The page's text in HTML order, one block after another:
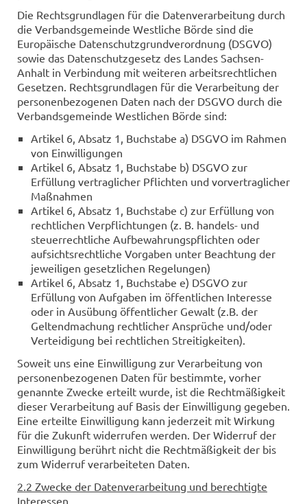
Die Rechtsgrundlagen für die Datenverarbeitung durch
die Verbandsgemeinde Westliche Börde sind die
Europäische Datenschutzgrundverordnung (DSGVO)
sowie das Datenschutzgesetz des Landes Sachsen-
Anhalt in Verbindung mit weiteren arbeitsrechtlichen
Gesetzen. Rechtsgrundlagen für die Verarbeitung der
personenbezogenen Daten nach der DSGVO durch die
Verbandsgemeinde Westlichen Börde sind:
Artikel 6, Absatz 1, Buchstabe a) DSGVO im Rahmen
von Einwilligungen
Artikel 6, Absatz 1, Buchstabe b) DSGVO zur
Erfüllung vertraglicher Pflichten und vorvertraglicher
Maßnahmen
Artikel 6, Absatz 1, Buchstabe c) zur Erfüllung von
rechtlichen Verpflichtungen (z. B. handels- und
steuerrechtliche Aufbewahrungspflichten oder
aufsichtsrechtliche Vorgaben unter Beachtung der
jeweiligen gesetzlichen Regelungen)
Artikel 6, Absatz 1, Buchstabe e) DSGVO zur
Erfüllung von Aufgaben im öffentlichen Interesse
oder in Ausübung öffentlicher Gewalt (z.B. der
Geltendmachung rechtlicher Ansprüche und/oder
Verteidigung bei rechtlichen Streitigkeiten).
Soweit uns eine Einwilligung zur Verarbeitung von
personenbezogenen Daten für bestimmte, vorher
genannte Zwecke erteilt wurde, ist die Rechtmäßigkeit
dieser Verarbeitung auf Basis der Einwilligung gegeben.
Eine erteilte Einwilligung kann jederzeit mit Wirkung
für die Zukunft widerrufen werden. Der Widerruf der
Einwilligung berührt nicht die Rechtmäßigkeit der bis
zum Widerruf verarbeiteten Daten.
2.2 Zwecke der Datenverarbeitung und berechtigte
Interessen